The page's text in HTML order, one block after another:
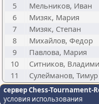
5
Мельников, Иван
6
Мизяк, Мария
7
Мизяк, Степан
8
Михайлов, Федор
9
Павлова, Мария
10
Ситников,
11
Сулейманов, Тимур
сервер Chess-Tournament-
условия использования